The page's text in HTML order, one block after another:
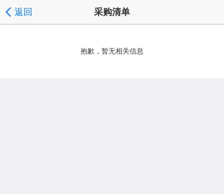
返回 采购清单
抱歉，暂无相关信息